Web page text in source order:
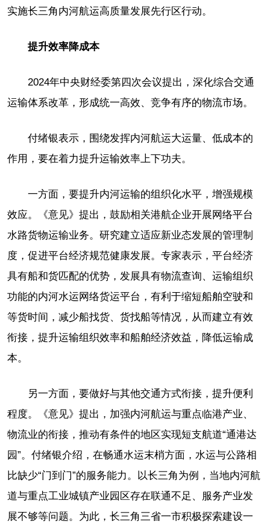
实施长三角内河航运高质量发展先行区行动。
提升效率降成本
2024年中央财经委第四次会议提出，深化综合交通
运输体系改革，形成统一高效、竞争有序的物流市场。
付绪银表示，围绕发挥内河航运大运量、低成本的
作用，要在着力提升运输效率上下功夫。
一方面，要提升内河运输的组织化水平，增强规模
效应。《意见》提出，鼓励相关港航企业开展网络平台
水路货物运输业务。研究建立适应新业态发展的管理制
度，促进平台经济规范健康发展。专家表示，平台经济
具有船和货匹配的优势，发展具有物流查询、运输组织
功能的内河水运网络货运平台，有利于缩短船舶空驶和
等货时间，减少船找货、货找船等情况，从而建立有效
衔接，提升运输组织效率和船舶经济效益，降低运输成
本。
另一方面，要做好与其他交通方式衔接，提升便利
程度。《意见》提出，加强内河航运与重点临港产业、
物流业的衔接，推动有条件的地区实现短支航道“通港达
园”。付绪银介绍，在畅通水运末梢方面，水运与公路相
比缺少“门到门”的服务能力。以长三角为例，当地内河航
道与重点工业城镇产业园区存在联通不足、服务产业发
展不够等问题。为此，长三角三省一市积极探索建设一